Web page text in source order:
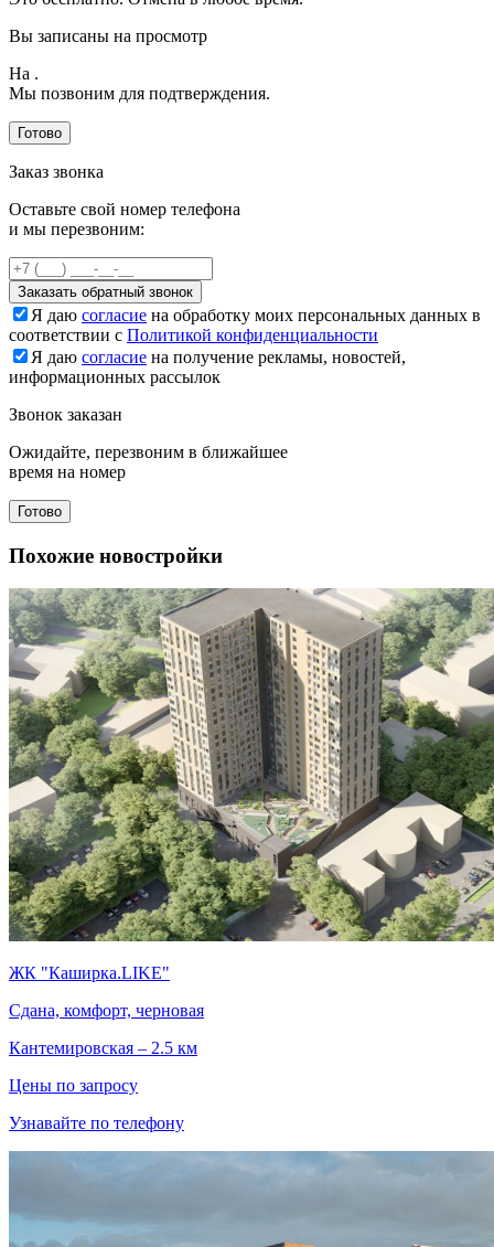
Вы записаны на просмотр
На .
Мы позвоним для подтверждения.
Готово
Заказ звонка
Оставьте свой номер телефона
и мы перезвоним:
Заказать обратный звонок
Я даю согласие на обработку моих персональных данных в
соответствии с Политикой конфиденциальности
Я даю согласие на получение рекламы, новостей,
информационных рассылок
Звонок заказан
Ожидайте, перезвоним в ближайшее
время на номер
Готово
Похожие новостройки
ЖК "Каширка.LIKE"
Сдана, комфорт, черновая
Кантемировская – 2.5 км
Цены по запросу
Узнавайте по телефону